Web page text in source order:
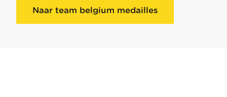
Naar team belgium medailles